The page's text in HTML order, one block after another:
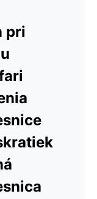
pri